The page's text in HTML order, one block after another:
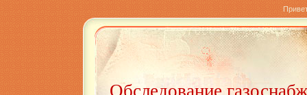
Обследование